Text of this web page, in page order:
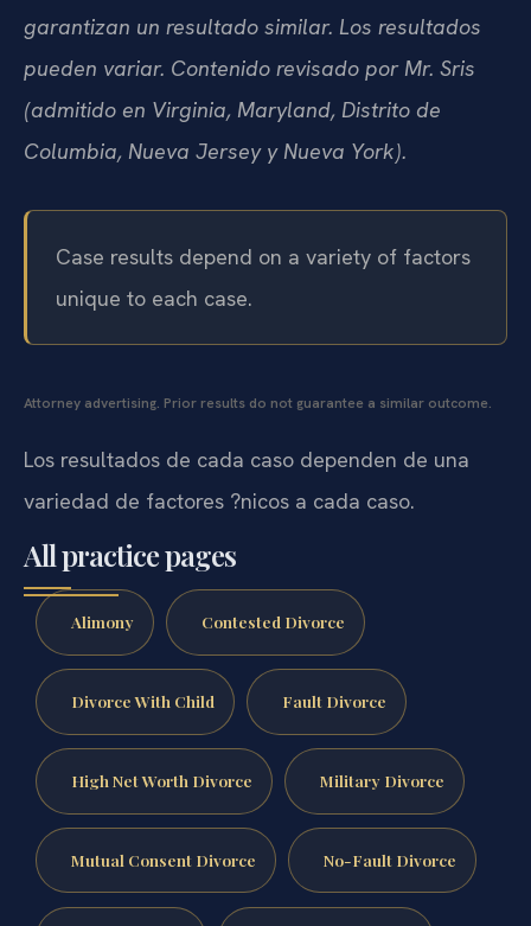
garantizan un resultado similar. Los resultados
pueden variar. Contenido revisado por Mr. Sris
(admitido en Virginia, Maryland, Distrito de
Columbia, Nueva Jersey y Nueva York).
Case results depend on a variety of factors
unique to each case.
Attorney advertising. Prior results do not guarantee a similar outcome.
Los resultados de cada caso dependen de una
variedad de factores ?nicos a cada caso.
All practice pages
Alimony Contested Divorce
Divorce With Child Fault Divorce
High Net Worth Divorce Military Divorce
Mutual Consent Divorce No-Fault Divorce